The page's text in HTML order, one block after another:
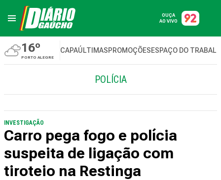
OUÇA
AO VIVO
16º
PORTO ALEGRE
CAPAÚLTIMASPROMOÇÕESESPAÇO DO
POLÍCIA
INVESTIGAÇÃO
Carro pega fogo e polícia
suspeita de ligação com
tiroteio na Restinga